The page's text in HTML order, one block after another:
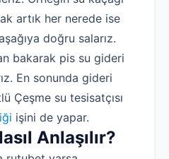
artık her nerede ise
doğru salarız.
bakarak pis su gideri
En sonunda gideri
Çeşme su tesisatçısı
işini de yapar.
Anlaşılır?